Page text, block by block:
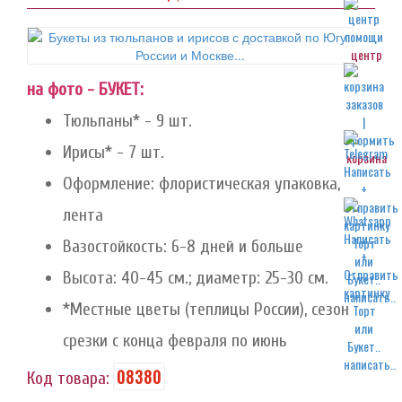
центр
корзина
написать..
написать..
на фото - БУКЕТ:
Тюльпаны* - 9 шт.
Ирисы* - 7 шт.
Оформление: флористическая упаковка,
лента
Вазостойкость: 6-8 дней и больше
Высота: 40-45 см.; диаметр: 25-30 см.
*Местные цветы (теплицы России), сезон
срезки с конца февраля по июнь
Код товара: 08380